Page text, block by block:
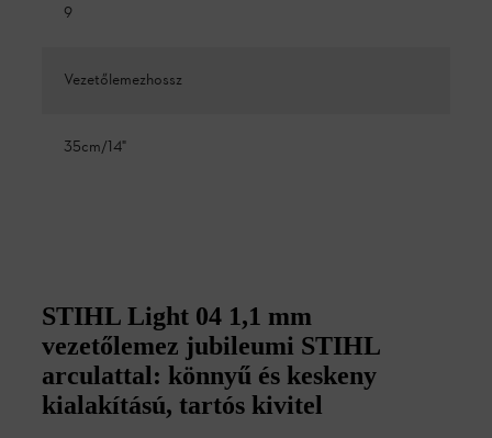
9
Vezetőlemezhossz
35cm/14"
STIHL Light 04 1,1 mm
vezetőlemez jubileumi STIHL
arculattal: könnyű és keskeny
kialakítású, tartós kivitel